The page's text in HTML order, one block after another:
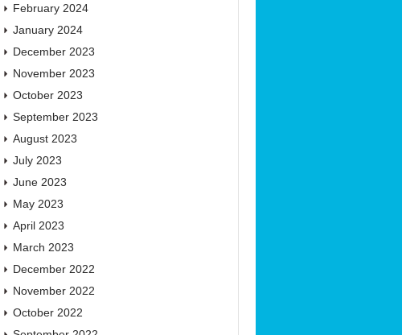
February 2024
January 2024
December 2023
November 2023
October 2023
September 2023
August 2023
July 2023
June 2023
May 2023
April 2023
March 2023
December 2022
November 2022
October 2022